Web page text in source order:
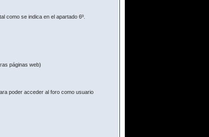
como se indica en el apartado 6º.
páginas web)
poder acceder al foro como usuario